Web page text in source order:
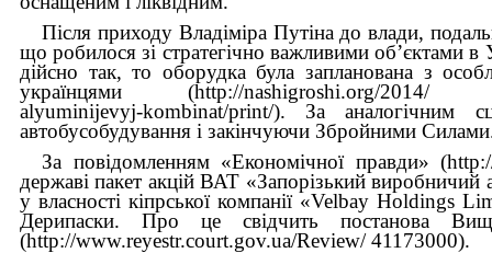
Після приходу Владіміра Путіна до влади,
що робилося зі стратегічно важливими об’єктами
дійсно так, то оборудка була запланована з
українцями (http://nashigroshi.org/2014/ 11/
alyuminijevyj-kombinat/print/). За аналогічним
автобусобудування і закінчуючи Збройними
За повідомленням «Економічної правди»
державі пакет акцій ВАТ «Запорізький
у власності кіпрської компанії «Velbay
Дерипаски. Про це свідчить постанова
(http://www.reyestr.court.gov.ua/Review/ 41173000).